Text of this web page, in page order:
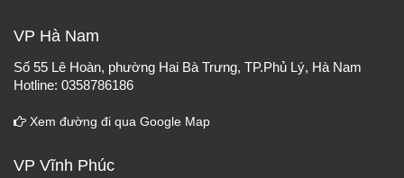
VP Hà Nam
Số 55 Lê Hoàn, phường Hai Bà Trưng, TP.Phủ Lý, Hà Nam
Hotline: 0358786186
Xem đường đi qua Google Map
VP Vĩnh Phúc